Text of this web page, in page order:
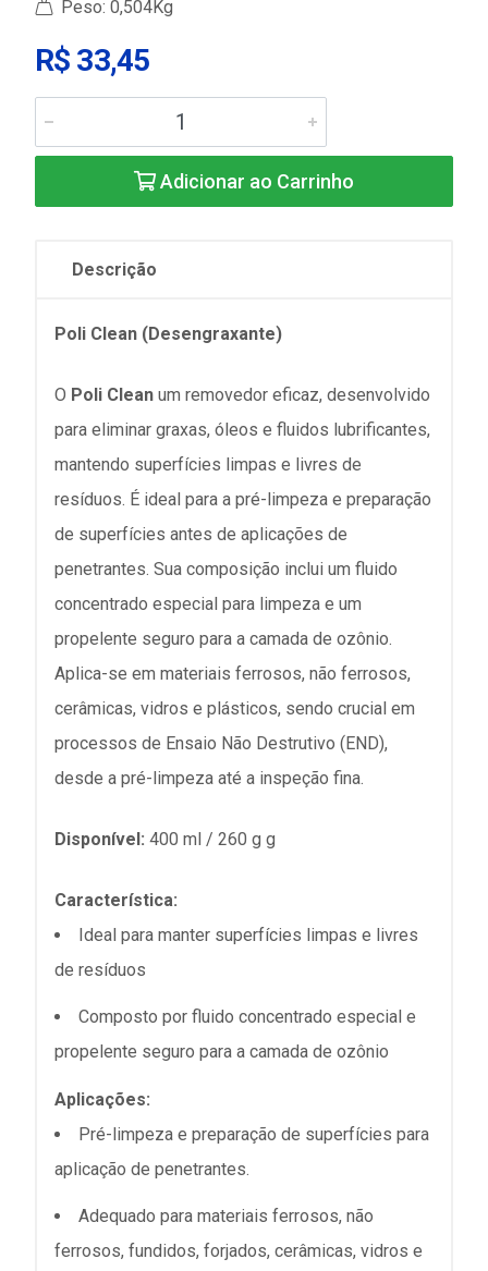
Peso: 0,504Kg
R$ 33,45
Adicionar ao Carrinho
Descrição
Poli Clean (Desengraxante)
O Poli Clean um removedor eficaz, desenvolvido
para eliminar graxas, óleos e fluidos lubrificantes,
mantendo superfícies limpas e livres de
resíduos. É ideal para a pré-limpeza e preparação
de superfícies antes de aplicações de
penetrantes. Sua composição inclui um fluido
concentrado especial para limpeza e um
propelente seguro para a camada de ozônio.
Aplica-se em materiais ferrosos, não ferrosos,
cerâmicas, vidros e plásticos, sendo crucial em
processos de Ensaio Não Destrutivo (END),
desde a pré-limpeza até a inspeção fina.
Disponível: 400 ml / 260 g g
Característica:
Ideal para manter superfícies limpas e livres
de resíduos
Composto por fluido concentrado especial e
propelente seguro para a camada de ozônio
Aplicações:
Pré-limpeza e preparação de superfícies para
aplicação de penetrantes.
Adequado para materiais ferrosos, não
ferrosos, fundidos, forjados, cerâmicas, vidros e